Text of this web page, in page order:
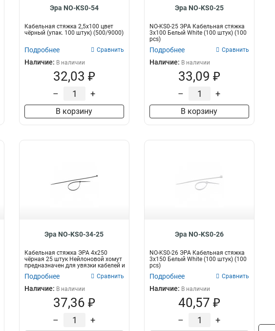
Эра NO-KS0-54
Кабельная стяжка 2,5х100 цвет
чёрный (упак. 100 штук) (500/9000)
Подробнее Сравнить
Наличие: В наличии
32,03 ₽
– +
В корзину
Эра NO-KS0-25
NO-KS0-25 ЭРА Кабельная стяжка
3х100 Белый White (100 штук) (100
pcs)
Подробнее Сравнить
Наличие: В наличии
33,09 ₽
– +
В корзину
Эра NO-KS0-34-25
Кабельная стяжка ЭРА 4x250
чёрная 25 штук Нейлоновой хомут
предназначен для увязки кабелей и
Подробнее Сравнить
Наличие: В наличии
37,36 ₽
– +
Эра NO-KS0-26
NO-KS0-26 ЭРА Кабельная стяжка
3х150 Белый White (100 штук) (100
pcs)
Подробнее Сравнить
Наличие: В наличии
40,57 ₽
– +